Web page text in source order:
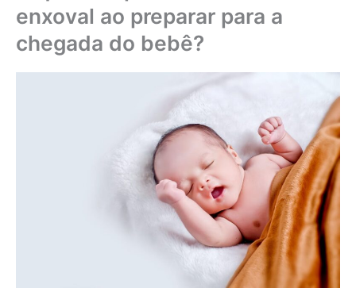
enxoval ao preparar para a
chegada do bebê?